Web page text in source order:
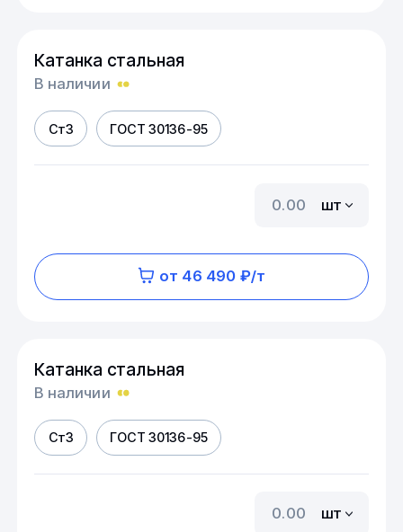
Катанка стальная
В наличии
Ст3 ГОСТ 30136-95
шт
от 46 490 ₽/т
Катанка стальная
В наличии
Ст3 ГОСТ 30136-95
шт